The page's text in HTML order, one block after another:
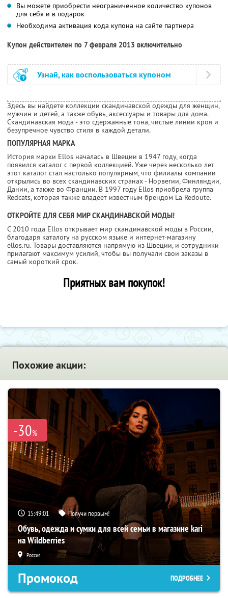
Вы можете приобрести неограниченное количество купонов
для себя и в подарок
Необходима активация кода купона на сайте партнера
Купон действителен по 7 февраля 2013 включительно
Узнай, как воспользоваться купоном
Здесь вы найдете коллекции скандинавской одежды для женщин,
мужчин и детей, а также обувь, аксессуары и товары для дома.
Скандинавская мода - это сдержанные тона, чистые линии кроя и
безупречное чувство стиля в каждой детали.
ПОПУЛЯРНАЯ МАРКА
История марки Ellos началась в Швеции в 1947 году, когда
появился каталог с первой коллекцией. Уже через несколько лет
этот каталог стал настолько популярным, что филиалы компании
открылись во всех скандинавских странах - Норвегии, Финляндии,
Дании, а также во Франции. В 1997 году Ellos приобрела группа
Redcats, которая также владеет известным брендом La Redoute.
ОТКРОЙТЕ ДЛЯ СЕБЯ МИР СКАНДИНАВСКОЙ МОДЫ!
С 2010 года Ellos открывает мир скандинавской моды в России,
благодаря каталогу на русском языке и интернет-магазину
ellos.ru. Товары доставляются напрямую из Швеции, и сотрудники
прилагают максимум усилий, чтобы вы получали свои заказы в
самый короткий срок.
Приятных вам покупок!
Похожие акции:
-30%
15:49:00 Получи первым!
Обувь, одежда и сумки для всей семьи в магазине kari
на Wildberries
Россия
Промокод ПОДРОБНЕЕ